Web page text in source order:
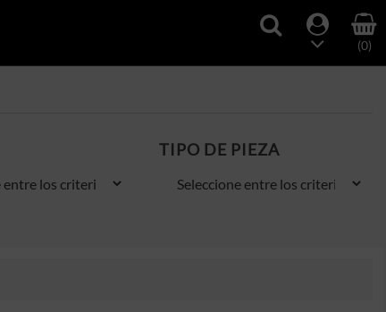
(0)
TIPO DE PIEZA